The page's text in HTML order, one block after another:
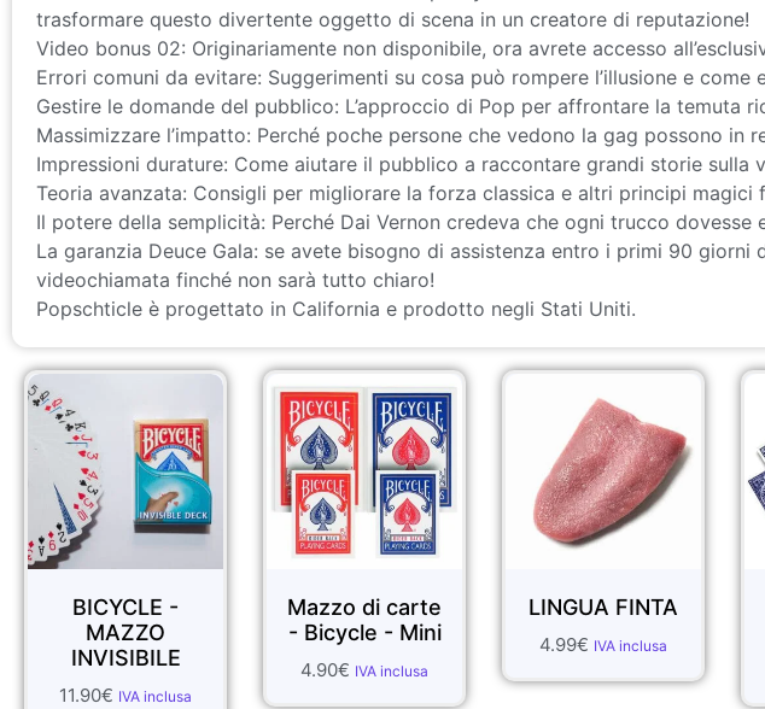
trasformare questo divertente oggetto di scena in un creatore di reputazione!
Video bonus 02: Originariamente non disponibile, ora avrete accesso
Errori comuni da evitare: Suggerimenti su cosa può rompere l’illusione e come
Gestire le domande del pubblico: L’approccio di Pop per affrontare la temuta
Massimizzare l’impatto: Perché poche persone che vedono la gag possono in
Impressioni durature: Come aiutare il pubblico a raccontare grandi storie sulla
Teoria avanzata: Consigli per migliorare la forza classica e altri principi magici
Il potere della semplicità: Perché Dai Vernon credeva che ogni trucco dovesse
La garanzia Deuce Gala: se avete bisogno di assistenza entro i primi 90 giorni
videochiamata finché non sarà tutto chiaro!
Popschticle è progettato in California e prodotto negli Stati Uniti.
BICYCLE -
MAZZO
INVISIBILE
11.90€ IVA inclusa
Mazzo di carte
- Bicycle - Mini
4.90€ IVA inclusa
LINGUA FINTA
4.99€ IVA inclusa